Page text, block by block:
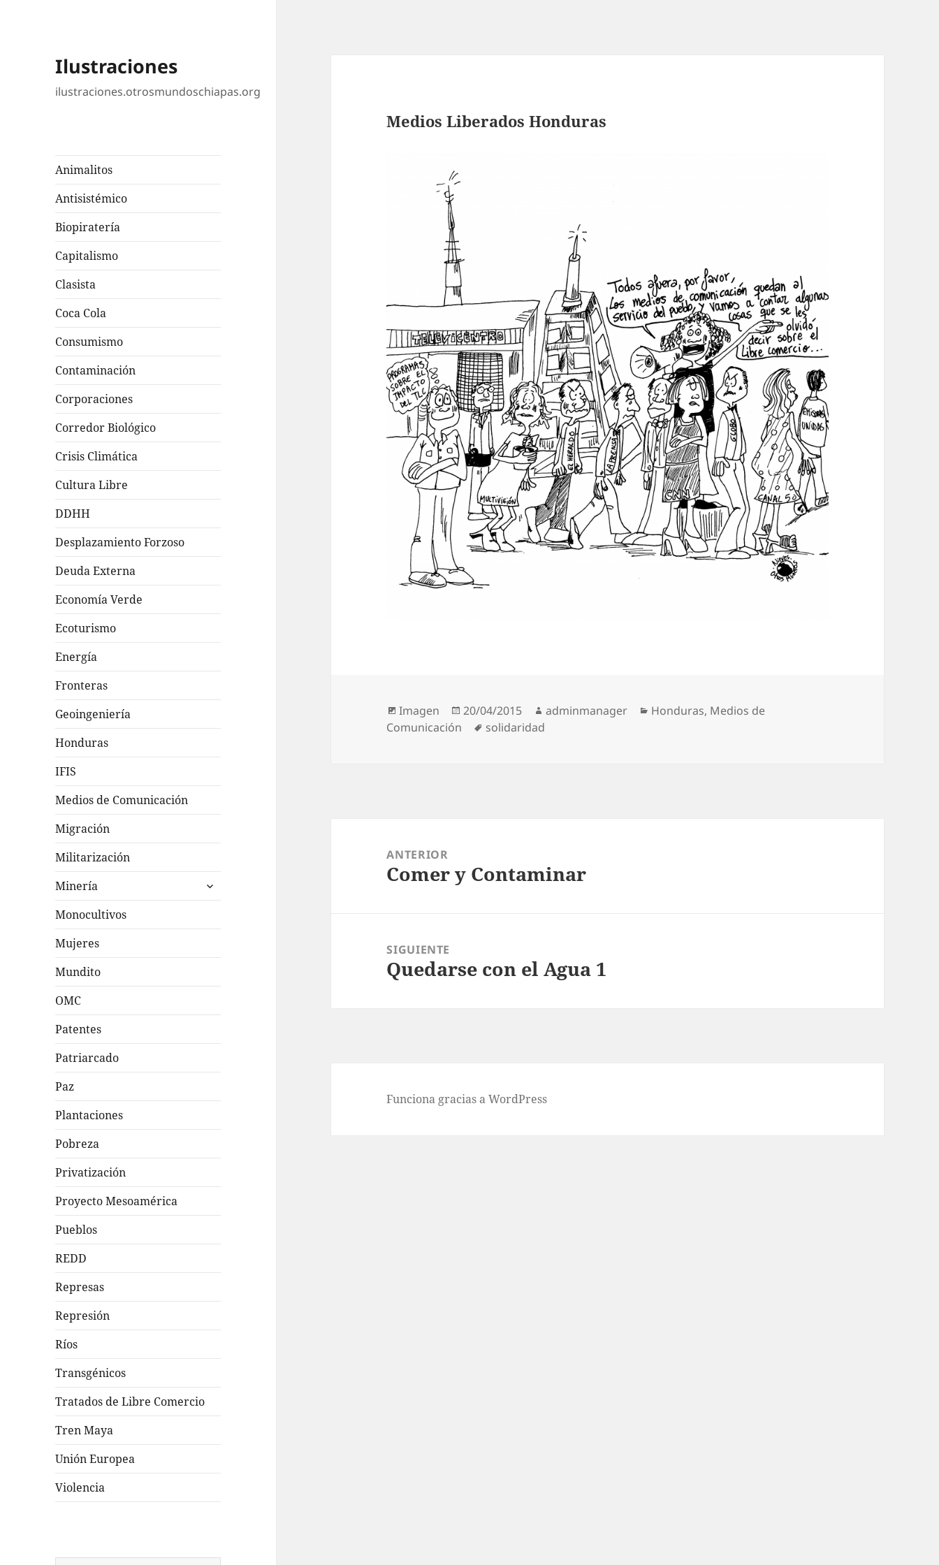
Ilustraciones
ilustraciones.otrosmundoschiapas.org
Animalitos
Antisistémico
Biopiratería
Capitalismo
Clasista
Coca Cola
Consumismo
Contaminación
Corporaciones
Corredor Biológico
Crisis Climática
Cultura Libre
DDHH
Desplazamiento Forzoso
Deuda Externa
Economía Verde
Ecoturismo
Energía
Fronteras
Geoingeniería
Honduras
IFIS
Medios de Comunicación
Migración
Militarización
Minería
expande
el
inferior
Monocultivos
Mujeres
Mundito
OMC
Patentes
Patriarcado
Paz
Plantaciones
Pobreza
Privatización
Proyecto Mesoamérica
Pueblos
REDD
Represas
Represión
Ríos
Transgénicos
Tratados de Libre Comercio
Tren Maya
Unión Europea
Violencia
Medios Liberados Honduras
Formato
Imagen
Publicado
20/04/2015 Autor
adminmanager Categorías
Honduras, Medios de
Comunicación
Etiquetas
solidaridad
entradas
ANTERIOR
Entrada
Comer y Contaminar
SIGUIENTE
Entrada
Quedarse con el Agua 1
Funciona gracias a WordPress